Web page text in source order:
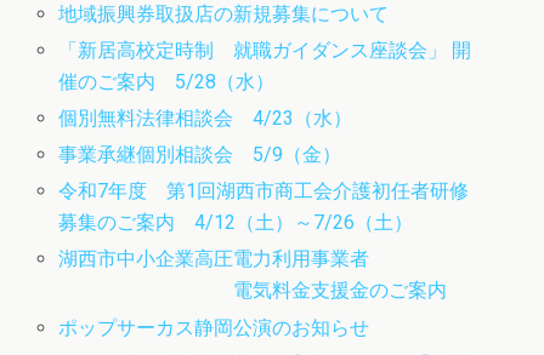
地域振興券取扱店の新規募集について
「新居高校定時制 就職ガイダンス座談会」 開
催のご案内 5/28（水）
個別無料法律相談会 4/23（水）
事業承継個別相談会 5/9（金）
令和7年度 第1回湖西市商工会介護初任者研修
募集のご案内 4/12（土）～7/26（土）
湖西市中小企業高圧電力利用事業者
電気料金支援金のご案内
ポップサーカス静岡公演のお知らせ